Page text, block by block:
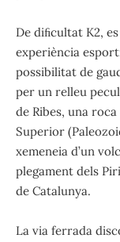
De diﬁcultat K2,
experiència
possibilitat de
per un relleu
de Ribes, una
Superior
xemeneia d’un
plegament dels
de Catalunya.
La via ferrada